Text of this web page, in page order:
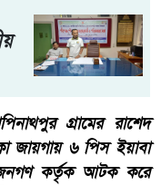
গ্রামের রাশেদ
জায়গায় ৬ পিস ইয়াবা
জনগণ কর্তৃক আটক করে